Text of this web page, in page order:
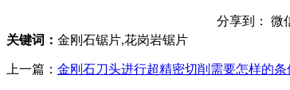
分享到： 微
关键词： 金刚石锯片,花岗岩锯片
上一篇： 金刚石刀头进行超精密切削需要怎样的条